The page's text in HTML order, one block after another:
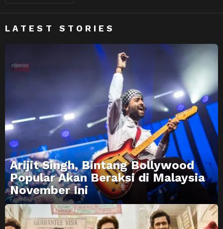
LATEST STORIES
Arijit Singh, Bintang Bollywood
Popular Akan Beraksi di Malaysia
November Ini